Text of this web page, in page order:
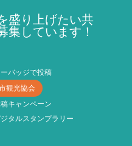
盛り上げたい共
集しています！
バッジで投稿
観光協会
キャンペーン
タルスタンプラリー